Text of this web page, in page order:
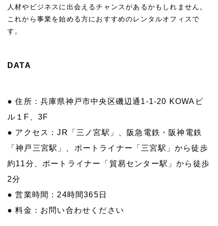
人材やビジネスに出会えるチャンスがあるかもしれません。
これから事業を始める方におすすめのレンタルオフィスで
す。
DATA
● 住所：兵庫県神戸市中央区磯辺通1-1-20 KOWAビ
ル１F、3F
● アクセス：JR「三ノ宮駅」、阪急電鉄・阪神電鉄
「神戸三宮駅」、ポートライナー「三宮駅」から徒歩
約11分、ポートライナー「貿易センター駅」から徒歩
2分
● 営業時間：24時間365日
● 料金：お問い合わせください